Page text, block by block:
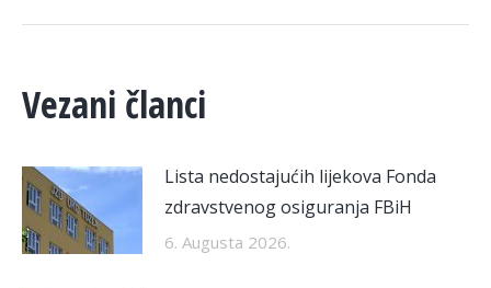
Vezani članci
Lista nedostajućih lijekova Fonda
zdravstvenog osiguranja FBiH
6. Augusta 2026.